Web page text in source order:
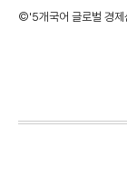
©'5개국어 글로벌 경제